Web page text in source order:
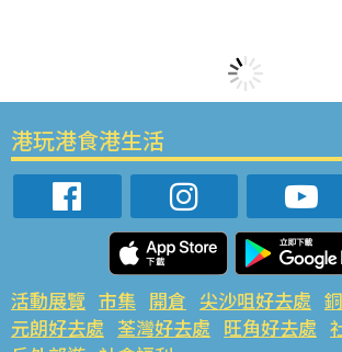
港玩港食港生活
活動展覽 市集 開倉 尖沙咀好去處
元朗好去處 荃灣好去處 旺角好去處